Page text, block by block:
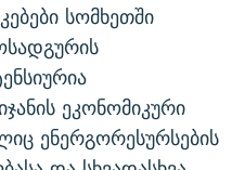
სომხეთში
ეკონომიკური
ენერგორესურსების